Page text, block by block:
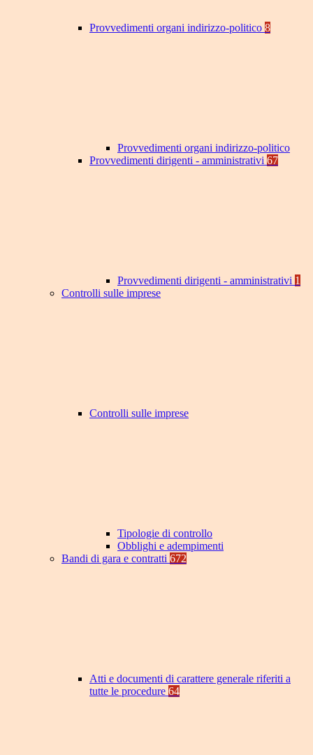
Provvedimenti organi indirizzo-politico 8
Provvedimenti organi indirizzo-politico
Provvedimenti dirigenti - amministrativi 67
Provvedimenti dirigenti - amministrativi 1
Controlli sulle imprese
Controlli sulle imprese
Tipologie di controllo
Obblighi e adempimenti
Bandi di gara e contratti 672
Atti e documenti di carattere generale riferiti a
tutte le procedure 64